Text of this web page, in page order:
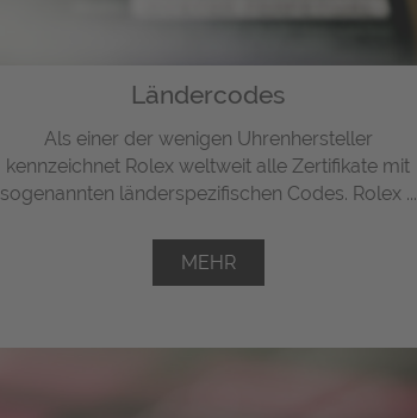
Ländercodes
Als einer der wenigen Uhrenhersteller
kennzeichnet Rolex weltweit alle Zertifikate mit
sogenannten länderspezifischen Codes. Rolex ...
MEHR